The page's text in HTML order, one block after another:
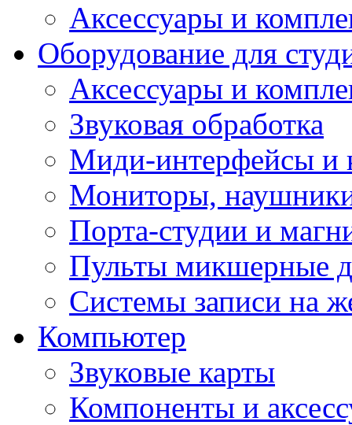
Аксессуары и
Оборудование для
Аксессуары и
Звуковая обработка
Миди-интерфейсы и
Мониторы,
Порта-студии и
Пульты микшерные
Системы записи на
Компьютер
Звуковые карты
Компоненты и